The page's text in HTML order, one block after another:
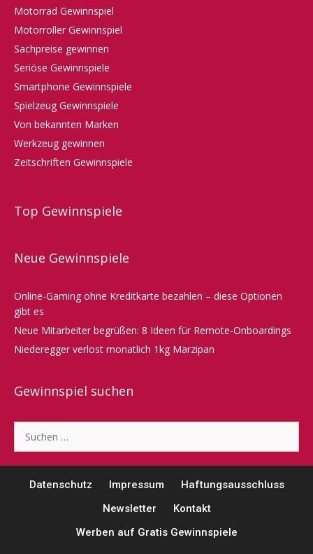
Motorrad Gewinnspiel
Motorroller Gewinnspiel
Sachpreise gewinnen
Seriöse Gewinnspiele
Smartphone Gewinnspiele
Spielzeug Gewinnspiele
Von bekannten Marken
Werkzeug gewinnen
Zeitschriften Gewinnspiele
Top Gewinnspiele
Neue Gewinnspiele
Online-Gaming ohne Kreditkarte bezahlen – diese Optionen
gibt es
Neue Mitarbeiter begrüßen: 8 Ideen für Remote-Onboardings
Niederegger verlost monatlich 1kg Marzipan
Gewinnspiel suchen
nach:
Datenschutz Impressum
Haftungsausschluss
Newsletter
Kontakt
Werben auf Gratis Gewinnspiele